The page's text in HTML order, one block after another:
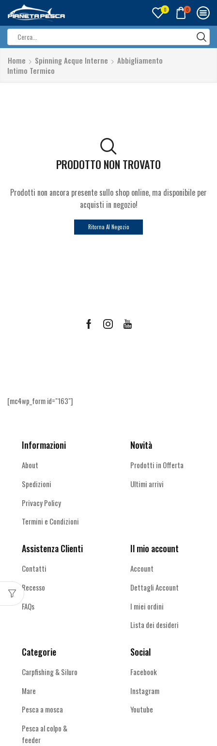
0 0
input
Home Spinning Acque Interne
Abbigliamento
Intimo Termico
PRODOTTO NON TROVATO
Prodotti non ancora presente sullo shop online, ma disponibile per
acquisti in negozio!
Ritorna Al Negozio
FacebookInstagramYoutube
[mc4wp_form id="163"]
Informazioni
About
Spedizioni
Privacy Policy
Termini e Condizioni
Novità
Prodotti in Offerta
Ultimi arrivi
Assistenza Clienti
Contatti
Recesso
FAQs
Il mio account
Account
Dettagli Account
I miei ordini
Lista dei desideri
Categorie
Carpfishing & Siluro
Mare
Pesca a mosca
Pesca al colpo &
feeder
Social
Facebook
Instagram
Youtube